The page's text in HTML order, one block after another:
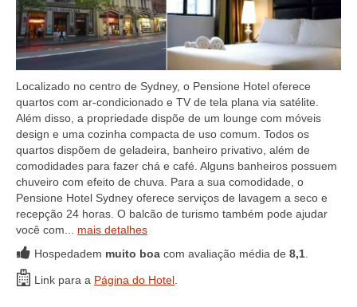
Localizado no centro de Sydney, o Pensione Hotel oferece
quartos com ar-condicionado e TV de tela plana via satélite.
Além disso, a propriedade dispõe de um lounge com móveis
design e uma cozinha compacta de uso comum. Todos os
quartos dispõem de geladeira, banheiro privativo, além de
comodidades para fazer chá e café. Alguns banheiros possuem
chuveiro com efeito de chuva. Para a sua comodidade, o
Pensione Hotel Sydney oferece serviços de lavagem a seco e
recepção 24 horas. O balcão de turismo também pode ajudar
você com... mais detalhes
Hospedadem muito boa com avaliação média de 8,1.
Link para a Página do Hotel.